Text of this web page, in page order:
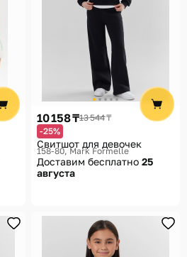
10 158 ₸13 544 ₸
-25%
Свитшот для девочек
158-80 Mark Formelle
Доставим бесплатно 25
августа